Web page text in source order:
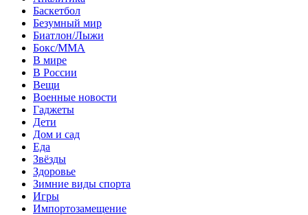
Баскетбол
Безумный мир
Биатлон/Лыжи
Бокс/MMA
В мире
В России
Вещи
Военные новости
Гаджеты
Дети
Дом и сад
Еда
Звёзды
Здоровье
Зимние виды спорта
Игры
Импортозамещение